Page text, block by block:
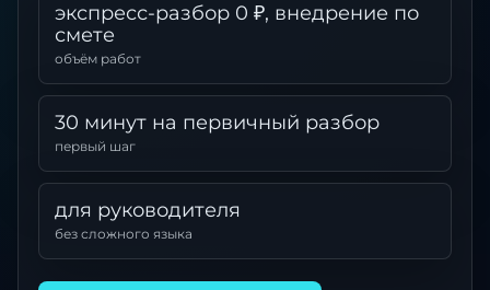
экспресс-разбор 0 ₽, внедрение по
смете
объём работ
30 минут на первичный разбор
первый шаг
для руководителя
без сложного языка